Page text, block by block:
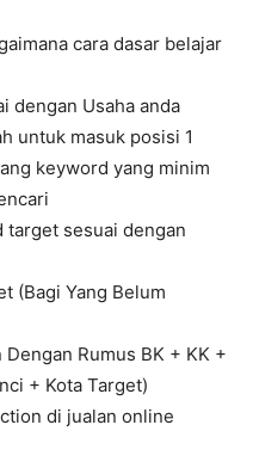
cara dasar belajar
dengan Usaha anda
untuk masuk posisi 1
keyword yang minim
sesuai dengan
(Bagi Yang Belum
Rumus BK + KK +
+ Kota Target)
di jualan online